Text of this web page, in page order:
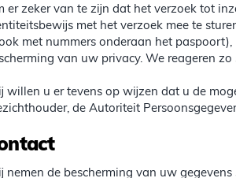
er zeker van te zijn dat het verzoek tot
met het verzoek mee te
met nummers onderaan het
van uw privacy. We reageren
willen u er tevens op wijzen dat u de
de Autoriteit
nemen de bescherming van uw